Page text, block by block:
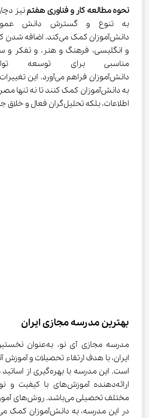
نحوه مطالعه کار و فناوری هفتم نیز
و انگلیسی، فرهنگ و هنر، و تفکر و
اطلاعات، بلکه تحلیل‌گران فعال و خلاق جامعه خود باشند.
بهترین مدرسه مجازی ایران
مدرسه مجازی آی نو،
ایران، با هدف ارتقاء تحصیلات و
است. این مدرسه با
مختلف تحصیلی